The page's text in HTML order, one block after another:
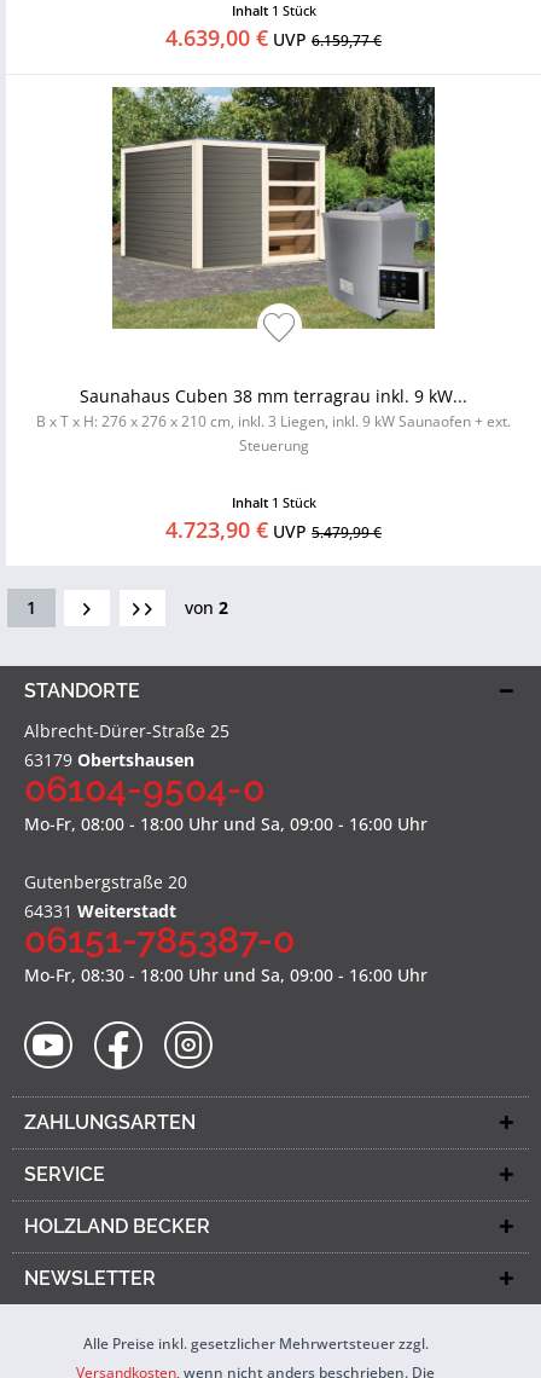
Inhalt 1 Stück
4.639,00 € UVP 6.159,77 €
Saunahaus Cuben 38 mm terragrau inkl. 9 kW...
B x T x H: 276 x 276 x 210 cm, inkl. 3 Liegen, inkl. 9 kW Saunaofen + ext.
Steuerung
Inhalt 1 Stück
4.723,90 € UVP 5.479,99 €
1 von 2
STANDORTE
Albrecht-Dürer-Straße 25
63179 Obertshausen
06104-9504-0
Mo-Fr, 08:00 - 18:00 Uhr und Sa, 09:00 - 16:00 Uhr
Gutenbergstraße 20
64331 Weiterstadt
06151-785387-0
Mo-Fr, 08:30 - 18:00 Uhr und Sa, 09:00 - 16:00 Uhr
ZAHLUNGSARTEN
SERVICE
HOLZLAND BECKER
NEWSLETTER
Alle Preise inkl. gesetzlicher Mehrwertsteuer zzgl.
Versandkosten, wenn nicht anders beschrieben. Die